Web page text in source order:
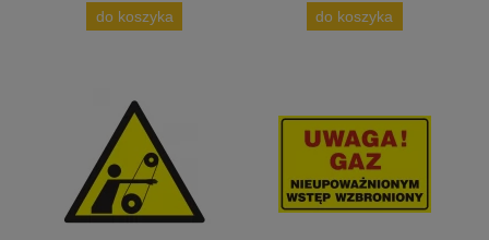
do koszyka do koszyka